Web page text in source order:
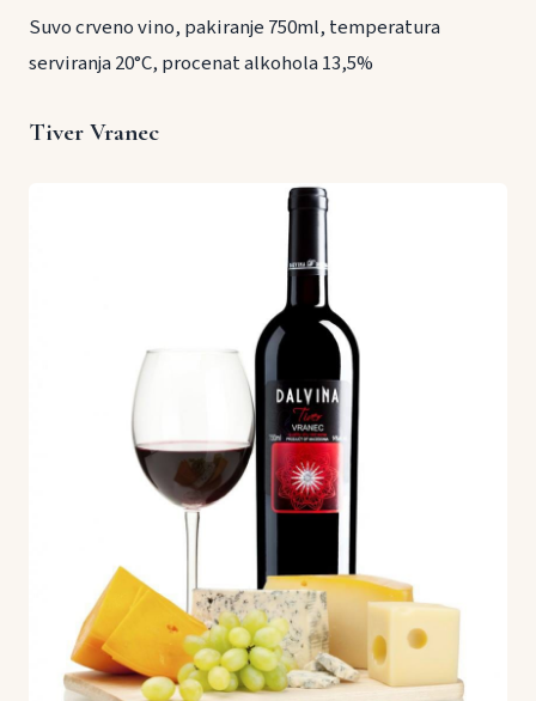
Suvo crveno vino, pakiranje 750ml, temperatura
serviranja 20°C, procenat alkohola 13,5%
Tiver Vranec